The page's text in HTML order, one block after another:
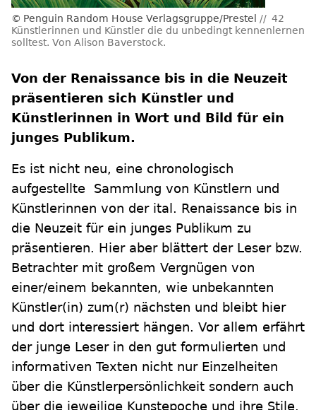
Penguin Random House Verlagsgruppe/Prestel
42
Künstlerinnen und Künstler die du unbedingt kennenlernen
solltest. Von Alison Baverstock.
Von der Renaissance bis in die Neuzeit
präsentieren sich Künstler und
Künstlerinnen in Wort und Bild für ein
junges Publikum.
Es ist nicht neu, eine chronologisch
aufgestellte Sammlung von Künstlern und
Künstlerinnen von der ital. Renaissance bis in
die Neuzeit für ein junges Publikum zu
präsentieren. Hier aber blättert der Leser bzw.
Betrachter mit großem Vergnügen von
einer/einem bekannten, wie unbekannten
Künstler(in) zum(r) nächsten und bleibt hier
und dort interessiert hängen. Vor allem erfährt
der junge Leser in den gut formulierten und
informativen Texten nicht nur Einzelheiten
über die Künstlerpersönlichkeit sondern auch
über die jeweilige Kunstepoche und ihre Stile.